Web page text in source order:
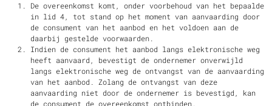
De overeenkomst komt, onder voorbehoud van het bepaalde
in lid 4, tot stand op het moment van aanvaarding door
de consument van het aanbod en het voldoen aan de
daarbij gestelde voorwaarden.
Indien de consument het aanbod langs elektronische weg
heeft aanvaard, bevestigt de ondernemer onverwijld
langs elektronische weg de ontvangst van de aanvaarding
van het aanbod. Zolang de ontvangst van deze
aanvaarding niet door de ondernemer is bevestigd, kan
de consument de overeenkomst ontbinden.